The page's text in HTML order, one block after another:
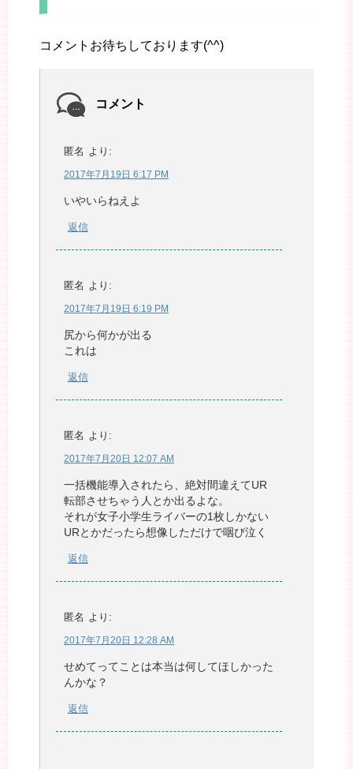
コメントお待ちしております(^^)
コメント
匿名 より:
2017年7月19日 6:17 PM
いやいらねえよ
返信
匿名 より:
2017年7月19日 6:19 PM
尻から何かが出る
これは
返信
匿名 より:
2017年7月20日 12:07 AM
一括機能導入されたら、絶対間違えてUR
転部させちゃう人とか出るよな。
それが女子小学生ライバーの1枚しかない
URとかだったら想像しただけで咽び泣く
返信
匿名 より:
2017年7月20日 12:28 AM
せめてってことは本当は何してほしかった
んかな？
返信